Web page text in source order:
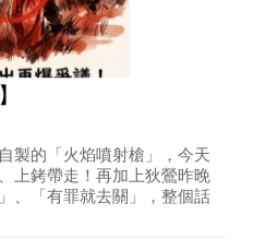
製的「火焰噴射槍」，今天
上銬帶走！再加上狄鶯昨晚
、「有罪就去關」，整個話